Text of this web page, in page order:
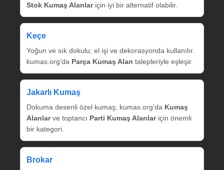
Stok Kumaş Alanlariçin iyi bir alternatif olabilir.
Keçe
Yoğun ve sık dokulu; el işi ve dekorasyonda kullanılır.
kumas.org’da Parça Kumaş Alan talepleriyle eşleşir.
Jakarlı Kumaş
Dokuma desenli özel kumaş; kumas.org’da Kumaş
Alanlarve toptancı Parti Kumaş Alanlariçin önemli
bir kategori.
Brokar